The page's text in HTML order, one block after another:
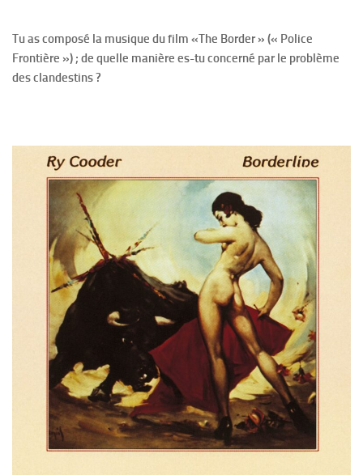
Tu as composé la musique du film «The Border » (« Police
Frontière ») ; de quelle manière es-tu concerné par le problème
des clandestins ?